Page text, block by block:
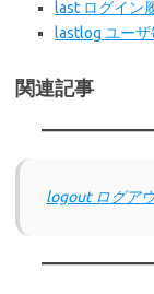
last ログイン
lastlog ユーザ
関連記事
logout ログア